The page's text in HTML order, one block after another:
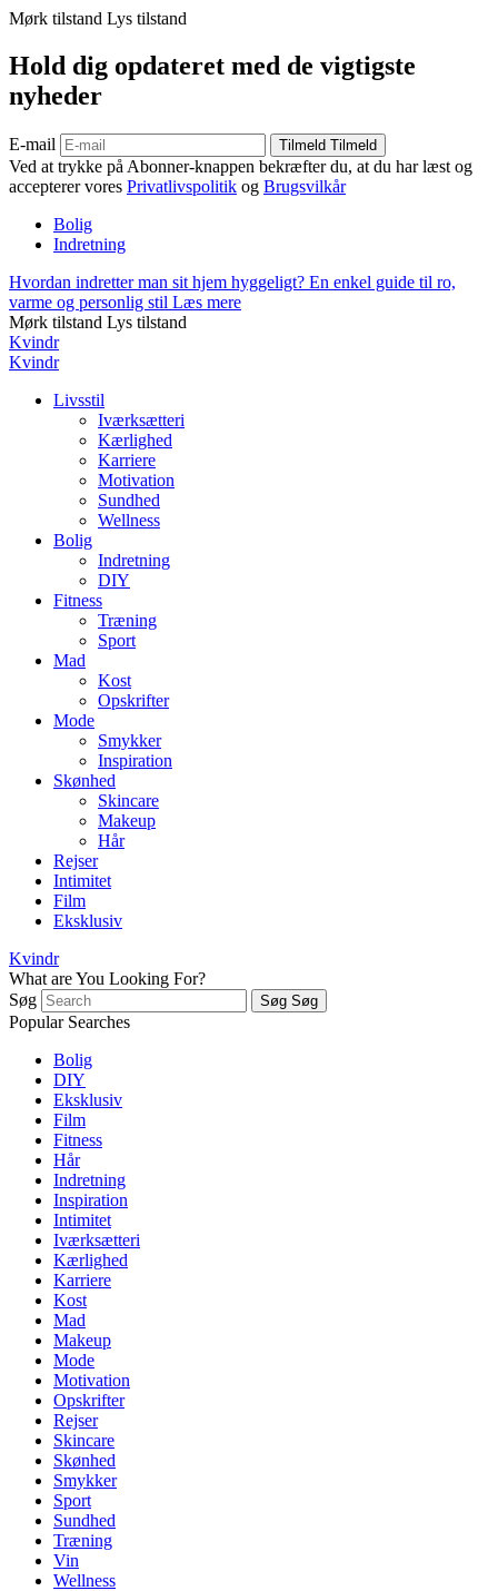
Mørk tilstand Lys tilstand
Hold dig opdateret med de vigtigste
nyheder
E-mail Tilmeld Tilmeld
Ved at trykke på Abonner-knappen bekræfter du, at du har læst og
accepterer vores Privatlivspolitik og Brugsvilkår
Bolig
Indretning
Hvordan indretter man sit hjem hyggeligt? En enkel guide til ro,
varme og personlig stil Læs mere
Mørk tilstand Lys tilstand
Kvindr
Kvindr
Livsstil
Iværksætteri
Kærlighed
Karriere
Motivation
Sundhed
Wellness
Bolig
Indretning
DIY
Fitness
Træning
Sport
Mad
Kost
Opskrifter
Mode
Smykker
Inspiration
Skønhed
Skincare
Makeup
Hår
Rejser
Intimitet
Film
Eksklusiv
Kvindr
What are You Looking For?
Søg
Søg Søg
Popular Searches
Bolig
DIY
Eksklusiv
Film
Fitness
Hår
Indretning
Inspiration
Intimitet
Iværksætteri
Kærlighed
Karriere
Kost
Mad
Makeup
Mode
Motivation
Opskrifter
Rejser
Skincare
Skønhed
Smykker
Sport
Sundhed
Træning
Vin
Wellness